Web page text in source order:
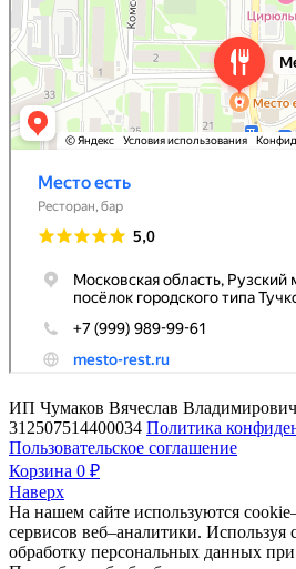
ИП Чумаков Вячеслав
312507514400034 Политика
Пользовательское соглашение
Корзина 0 ₽
Наверх
На нашем сайте используются
сервисов веб–аналитики. Используя
обработку персональных данных